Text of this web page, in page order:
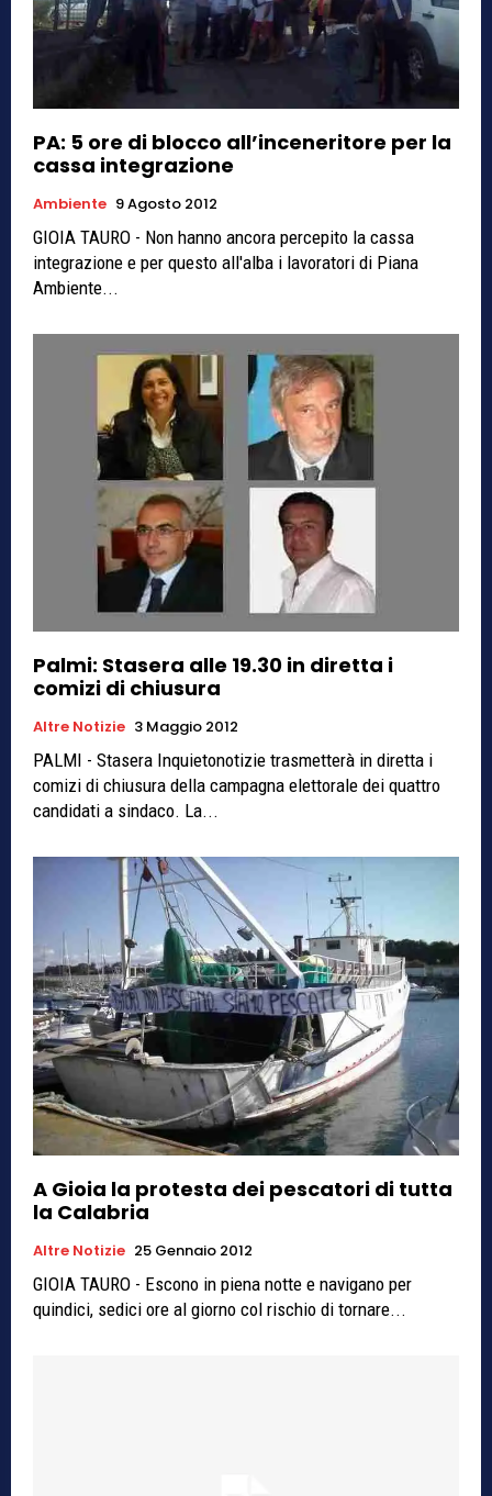
PA: 5 ore di blocco all’inceneritore per la
cassa integrazione
Ambiente 9 Agosto 2012
GIOIA TAURO - Non hanno ancora percepito la cassa
integrazione e per questo all'alba i lavoratori di Piana
Ambiente...
Palmi: Stasera alle 19.30 in diretta i
comizi di chiusura
Altre Notizie 3 Maggio 2012
PALMI - Stasera Inquietonotizie trasmetterà in diretta i
comizi di chiusura della campagna elettorale dei quattro
candidati a sindaco. La...
A Gioia la protesta dei pescatori di tutta
la Calabria
Altre Notizie 25 Gennaio 2012
GIOIA TAURO - Escono in piena notte e navigano per
quindici, sedici ore al giorno col rischio di tornare...